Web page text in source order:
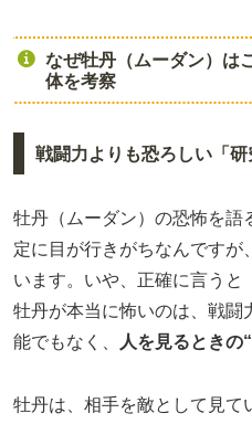
なぜ牡丹（ムーダン）は
体を考察
戦闘力よりも恐ろしい「研
牡丹（ムーダン）の恐怖を語
定に目が行きがちなんですが
います。いや、正確に言うと
牡丹が本当に怖いのは、戦闘
能でもなく、
人を見るときの
牡丹は、相手を敵として見て